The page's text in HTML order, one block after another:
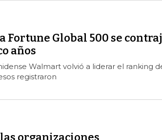
Fortune Global 500 se
años
Walmart volvió a liderar el ranking
registraron